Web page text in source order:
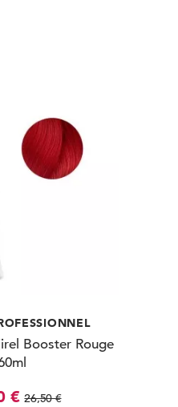
Booster Rouge
€ 26,50 €